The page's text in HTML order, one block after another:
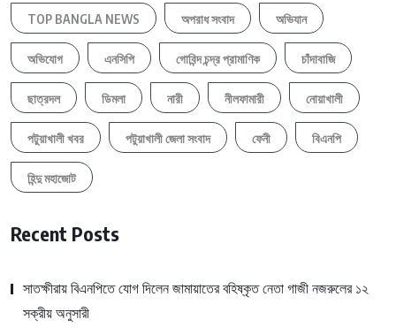
TOP BANGLA NEWS অপরাধ সংবাদ অভিযান
অভিযোগ এনসিপি গোবিন্দ চন্দ্র প্রামাণিক চাঁদাবাজি
ছাত্রদল ডিমলা নারী নীলফামারী নোয়াখালী
পটুয়াখালী খবর পটুয়াখালী জেলা সংবাদ ফেনী বিএনপি
হিন্দু মহাজোট
Recent Posts
সাতক্ষীরায় বিএনপিতে যোগ দিলেন জামায়াতের বহিষ্কৃত নেতা গাজী নজরুলের ১২
সক্রীয় অনুসারী